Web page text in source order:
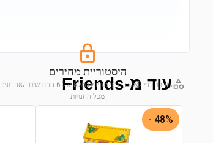
היסטוריית מחירים
התחבר כדי לצפות בגרף מחירים מלא של 6 החודשים האחרונים
מכל החנויות
עוד מ-Friends
48% -